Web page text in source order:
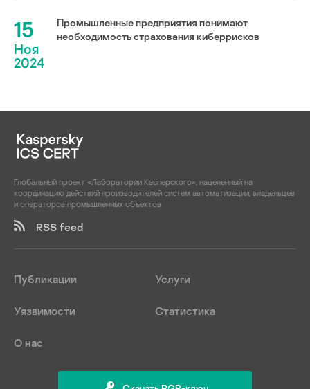
15
Ноя
2024
Промышленные предприятия понимают
необходимость страхования киберрисков
Глобальный проект «Лаборатории Касперского», нацеленный на
координацию действий производителей систем автоматизации, владельцев
и операторов промышленных объектов
RSS feed
Публикации Услуги
Уязвимости Статистика
О нас